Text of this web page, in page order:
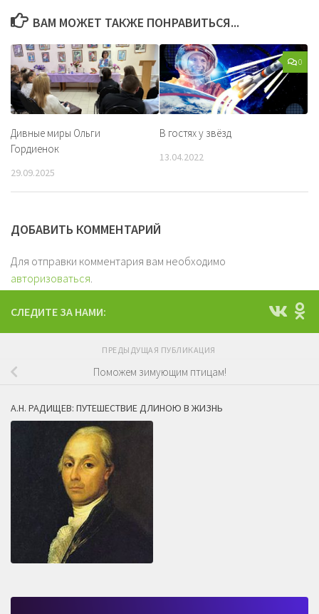
ВАМ МОЖЕТ ТАКЖЕ ПОНРАВИТЬСЯ...
Дивные миры Ольги
Гордиенок
29.09.2025
0
В гостях у звёзд
13.04.2022
ДОБАВИТЬ КОММЕНТАРИЙ
Для отправки комментария вам необходимо
авторизоваться.
СЛЕДИТЕ ЗА НАМИ:
ПРЕДЫДУЩАЯ ПУБЛИКАЦИЯ
Поможем зимующим птицам!
А.Н. РАДИЩЕВ: ПУТЕШЕСТВИЕ ДЛИНОЮ В ЖИЗНЬ